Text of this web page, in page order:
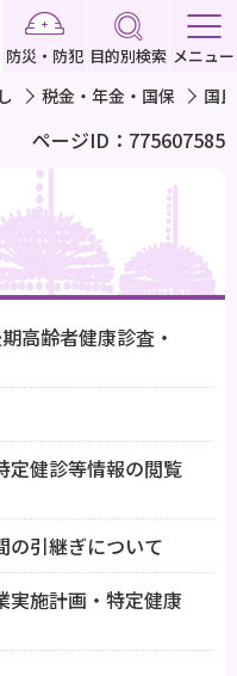
防災・防犯 目的別検索 メニュー
税金・年金・国保 国
ページID：775607585
高齢者健康診査・
定健診等情報の閲覧
の引継ぎについて
実施計画・特定健康